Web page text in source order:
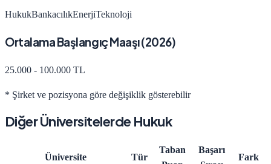
HukukBankacılıkEnerjiTeknoloji
Ortalama Başlangıç Maaşı (2026)
25.000 - 100.000 TL
* Şirket ve pozisyona göre değişiklik gösterebilir
Diğer Üniversitelerde Hukuk
Üniversite Tür
Taban
Başarı
Fark